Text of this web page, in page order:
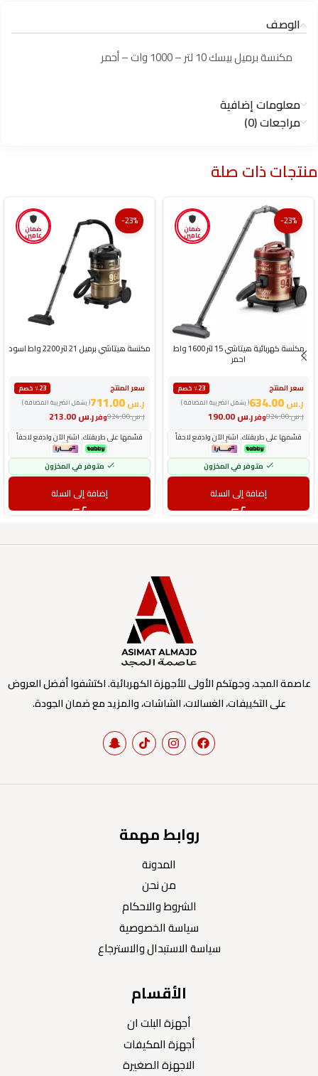
الوصف
مكنسة برميل بيسك 10 لتر – 1000 وات – أحمر
معلومات إضافية
مراجعات (0)
منتجات ذات صلة
ضمان
عامين
-23%
مكنسة كهربائية هيتاشي 15 لتر 1600 واط
احمر
سعر المنتج
٪23 خصم
( يشمل الضريبة المضافة )
ر.س
وفرر.س ر.س824.00
قسّمها على طريقتك. اشترِ الآن وادفع لاحقاً
متوفر في المخزون
إضافة إلى السلة
ضمان
عامين
-23%
مكنسة هيتاشي برميل 21 لتر 2200 واط اسود
سعر المنتج
٪23 خصم
( يشمل الضريبة المضافة )
ر.س
وفرر.س ر.س924.00
قسّمها على طريقتك. اشترِ الآن وادفع لاحقاً
متوفر في المخزون
إضافة إلى السلة
عاصمة المجد، وجهتكم الأولى للأجهزة الكهربائية. اكتشفوا أفضل العروض
على التكييفات، الغسالات، الشاشات، والمزيد مع ضمان الجودة.
روابط مهمة
المدونة
من نحن
الشروط والاحكام
سياسة الخصوصية
سياسة الاستبدال والاسترجاع
الأقسام
أجهزة البلت ان
أجهزة المكيفات
الاجهزة الصغيرة